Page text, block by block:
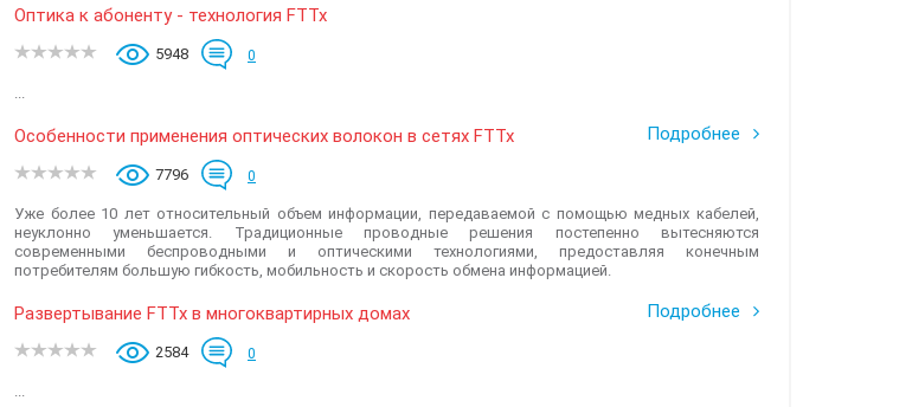
Оптика к абоненту - технология FTTx
5948 0
Подробнее
Особенности применения оптических волокон в сетях FTTx
7796 0
Уже более 10 лет относительный объем информации, передаваемой с помощью медных кабелей,
неуклонно уменьшается. Традиционные проводные решения постепенно вытесняются
современными беспроводными и оптическими технологиями, предоставляя конечным
потребителям большую гибкость, мобильность и скорость обмена информацией.
Подробнее
Развертывание FTTx в многоквартирных домах
2584 0